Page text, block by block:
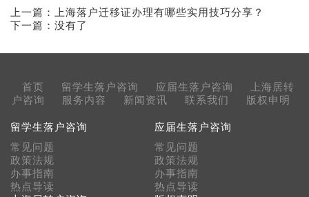
上一篇：
上海落户迁移证办理有哪些实用技巧分享？
下一篇：没有了
首页 留学生落户咨询 应届生落户咨询
上海居转
户咨询
服务内容 新闻资讯 联系我们 版权申明
留学生落户咨询
常见问题
政策法规
办事指南
热点导读
应届生落户咨询
常见问题
政策法规
办事指南
热点导读